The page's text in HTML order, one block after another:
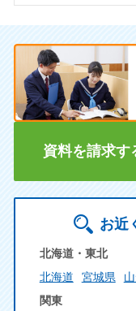
資料を請求す
お近
北海道・東北
北海道
宮城県
関東